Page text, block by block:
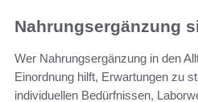
Nahrungsergänzung
Wer Nahrungsergänzung in den
Einordnung hilft, Erwartungen zu
individuellen Bedürfnissen,